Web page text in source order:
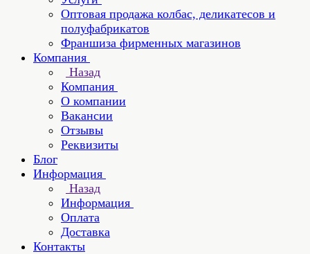
Оптовая продажа колбас, деликатесов и
полуфабрикатов
Франшиза фирменных магазинов
Компания
Назад
Компания
О компании
Вакансии
Отзывы
Реквизиты
Блог
Информация
Назад
Информация
Оплата
Доставка
Контакты